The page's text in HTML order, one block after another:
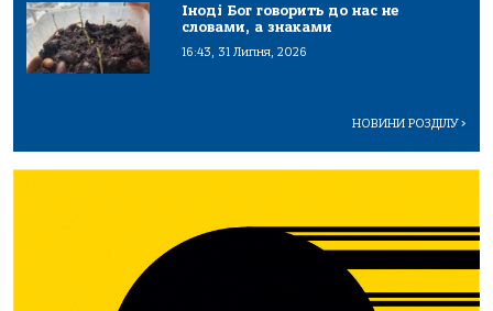
Іноді Бог говорить до нас не
словами, а знаками
16:43, 31 Липня, 2026
НОВИНИ РОЗДІЛУ>